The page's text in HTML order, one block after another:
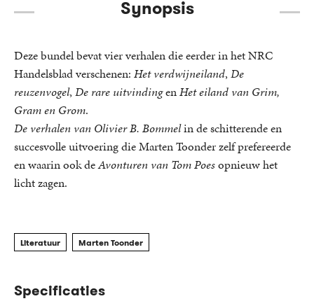
Synopsis
Deze bundel bevat vier verhalen die eerder in het NRC
Handelsblad verschenen: Het verdwijneiland, De
reuzenvogel, De rare uitvindingenHet eiland van Grim,
Gram en Grom.
De verhalen van Olivier B. Bommelin de schitterende en
succesvolle uitvoering die Marten Toonder zelf prefereerde
en waarin ook deAvonturen van Tom Poesopnieuw het
licht zagen.
Literatuur Marten Toonder
Specificaties